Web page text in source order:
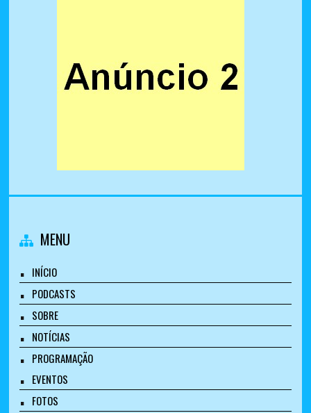
MENU
INÍCIO
PODCASTS
SOBRE
NOTÍCIAS
PROGRAMAÇÃO
EVENTOS
FOTOS